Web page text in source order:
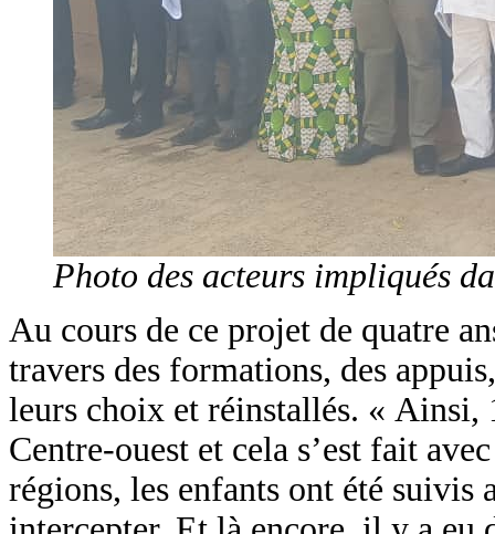
Photo des acteurs impliqués
Au cours de ce projet de quatre
travers des formations, des
leurs choix et réinstallés. « Ainsi,
Centre-ouest et cela s’est fait
régions, les enfants ont été